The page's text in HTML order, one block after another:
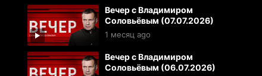
Вечер с Владимиром
Соловьёвым (07.07.2026)
1 месяц ago
Вечер с Владимиром
Соловьёвым (06.07.2026)